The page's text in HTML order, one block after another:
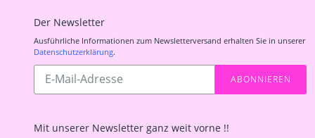
Der Newsletter
Ausführliche Informationen zum Newsletterversand erhalten Sie in unserer
Datenschutzerklärung.
Abonnieren
unsere
ABONNIEREN
Mit unserer Newsletter ganz weit vorne !!